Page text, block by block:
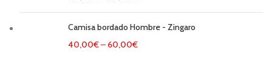
Camisa bordado Hombre - Zingaro
40,00€– 60,00€